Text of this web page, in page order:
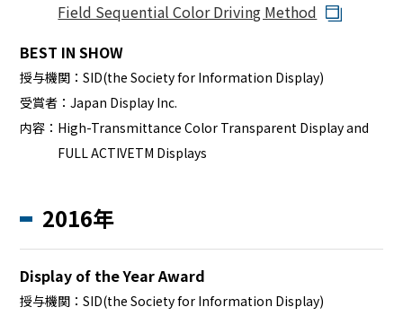
Field Sequential Color Driving Method
BEST IN SHOW
授与機関：SID(the Society for Information Display)
受賞者：Japan Display Inc.
内容： High-Transmittance Color Transparent Display and
FULL ACTIVETM Displays
2016年
Display of the Year Award
授与機関：SID(the Society for Information Display)